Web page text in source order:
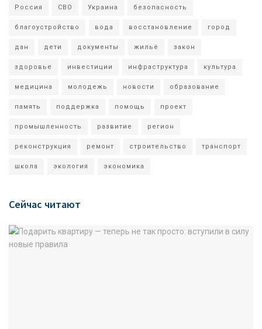
Россия СВО Украина безопасность
благоустройство вода восстановление город
дан дети документы жильё закон
здоровье инвестиции инфраструктура культура
медицина молодежь новости образование
память поддержка помощь проект
промышленность развитие регион
реконструкция ремонт строительство транспорт
школа экология экономика
Сейчас читают